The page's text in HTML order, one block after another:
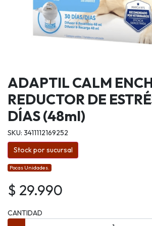
ADAPTIL CALM
REDUCTOR DE
DÍAS (48ml)
SKU: 3411112169252
Stock por sucursal
Pocas Unidades.
$ 29.990
CANTIDAD